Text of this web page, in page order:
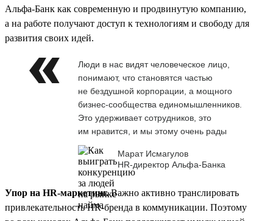
Альфа-Банк как современную и продвинутую компанию,
а на работе получают доступ к технологиям и свободу для
развития своих идей.
Люди в нас видят человеческое лицо,
понимают, что становятся частью
не бездушной корпорации, а мощного
бизнес-сообщества единомышленников.
Это удерживает сотрудников, это
им нравится, и мы этому очень рады
Марат Исмагулов
HR-директор Альфа-Банка
Упор на HR-маркетинг.Важно активно транслировать
привлекательность HR-бренда в коммуникации. Поэтому